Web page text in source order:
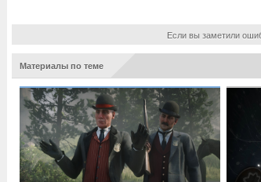
Если вы заметили
Материалы по теме